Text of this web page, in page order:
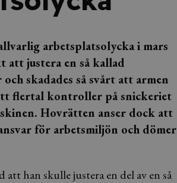
arbetsplatsolycka i mars
att justera en så kallad
skadades så svårt att armen
flertal kontroller på snickeriet
Hovrätten anser dock att
för arbetsmiljön och dömer
att han skulle justera en del av en så